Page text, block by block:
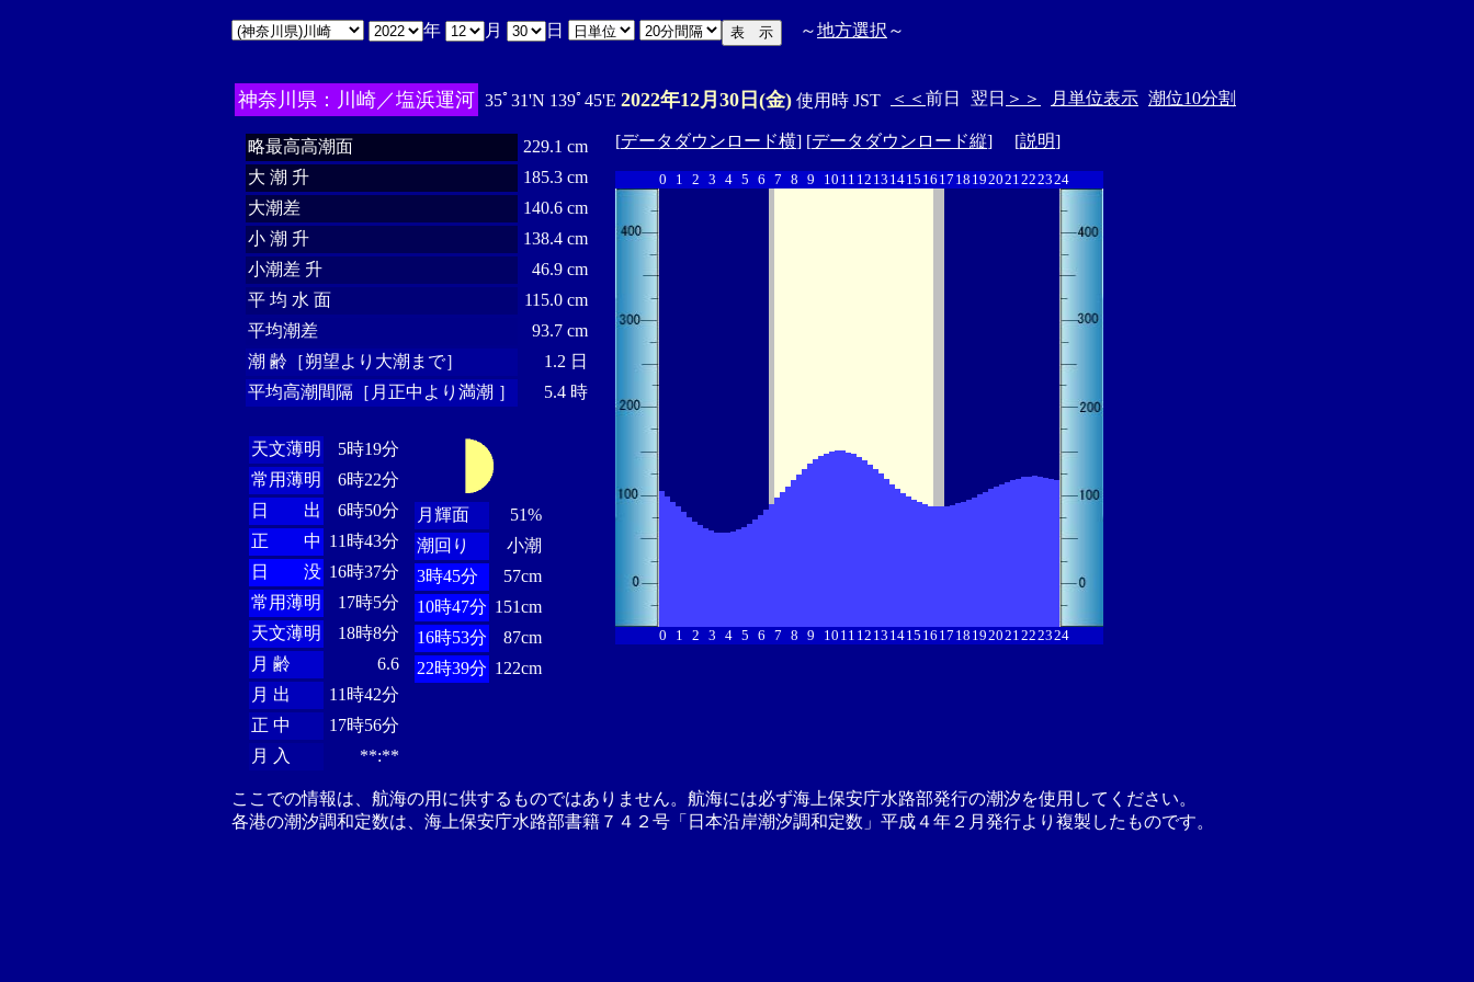
年 月 日 ～地方選択 ～
神奈川県：川崎／塩浜運河 35ﾟ31'N 139ﾟ45'E 2022年12月30日(金) 使用時 JST ＜＜ 前日 翌日 ＞＞ 月単位表示 潮位10分割
略最高高潮面
229.1 cm
大 潮 升
185.3 cm
大潮差
140.6 cm
小 潮 升
138.4 cm
小潮差 升
46.9 cm
平 均 水 面
115.0 cm
平均潮差
93.7 cm
潮 齢［朔望より大潮まで］
1.2 日
平均高潮間隔［月正中より満潮 ］
5.4 時
天文薄明
5時19分
常用薄明
6時22分
日 出
6時50分
正 中 11時43分
日 没 16時37分
常用薄明
17時5分
天文薄明
18時8分
月 齢
6.6
月 出
11時42分
正 中
17時56分
月 入
**:**
月輝面
51%
潮回り
小潮
3時45分
57cm
10時47分 151cm
16時53分
87cm
22時39分 122cm
[データダウンロード横] [データダウンロード縦] [説明]
0 1 2 3 4 5 6 7 8 9 10 11 12 13 1415 16 17 18 192021222324
0 1 2 3 4 5 6 7 8 9 10 11 12 13 1415 16 17 18 192021222324
ここでの情報は、航海の用に供するものではありません。航海には必ず海上保安庁水路部発行の潮汐を使用してください。
各港の潮汐調和定数は、海上保安庁水路部書籍７４２号「日本沿岸潮汐調和定数」平成４年２月発行より複製したものです。